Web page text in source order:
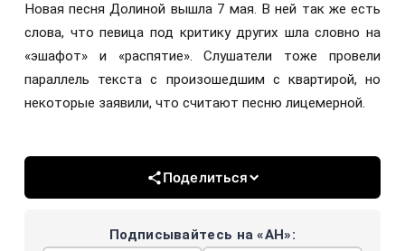
Новая песня Долиной вышла 7 мая. В ней так же есть
слова, что певица под критику других шла словно на
«эшафот» и «распятие». Слушатели тоже провели
параллель текста с произошедшим с квартирой, но
некоторые заявили, что считают песню лицемерной.
Поделиться
Подписывайтесь на «АН»: